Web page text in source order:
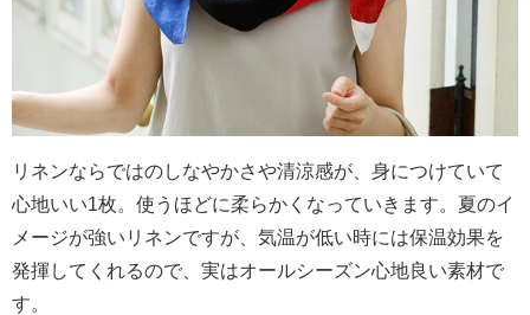
リネンならではのしなやかさや清涼感が、身につけていて
心地いい1枚。使うほどに柔らかくなっていきます。夏のイ
メージが強いリネンですが、気温が低い時には保温効果を
発揮してくれるので、実はオールシーズン心地良い素材で
す。